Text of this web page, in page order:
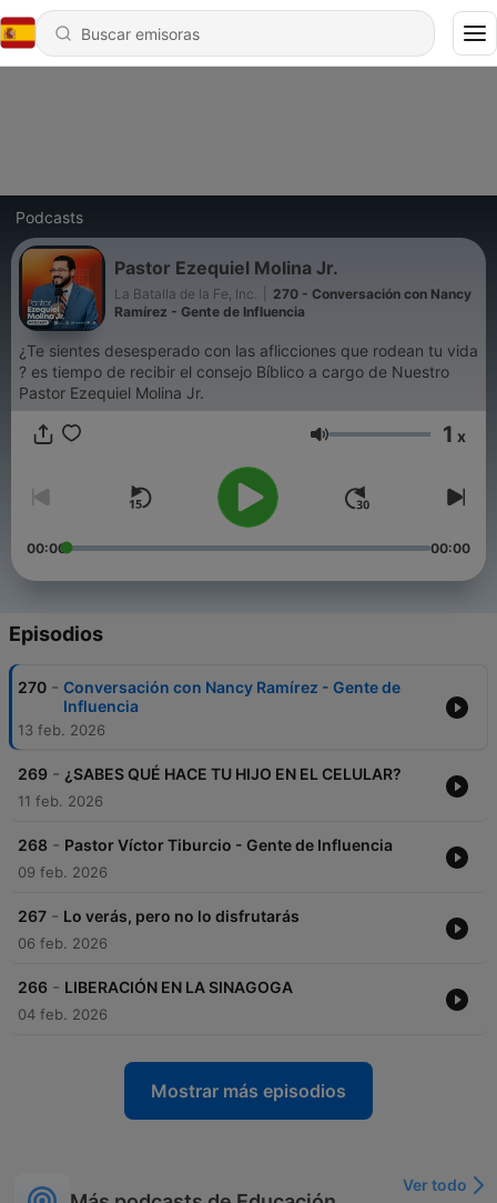
Podcasts
Pastor Ezequiel Molina Jr.
La Batalla de la Fe, Inc.
270 - Conversación con Nancy
Ramírez - Gente de Influencia
¿Te sientes desesperado con las aflicciones que rodean tu vida
? es tiempo de recibir el consejo Bíblico a cargo de Nuestro
Pastor Ezequiel Molina Jr.
Volumen 1 x
00:00 00:00
Episodios
270 - Conversación con Nancy Ramírez - Gente de
Influencia
13 feb. 2026
269 - ¿SABES QUÉ HACE TU HIJO EN EL CELULAR?
11 feb. 2026
268 - Pastor Víctor Tiburcio - Gente de Influencia
09 feb. 2026
267 - Lo verás, pero no lo disfrutarás
06 feb. 2026
266 - LIBERACIÓN EN LA SINAGOGA
04 feb. 2026
Mostrar más episodios
Ver todo